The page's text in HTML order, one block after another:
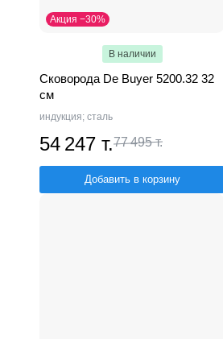
Акция −30%
В наличии
Сковорода De Buyer 5200.32 32
см
индукция; сталь
54 247 т.77 495 т.
Добавить в корзину